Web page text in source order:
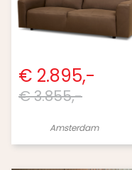
€ 2.895,-
€ 3.855,-
Amsterdam